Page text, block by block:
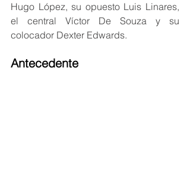
Hugo López, su opuesto Luis Linares,
el central Víctor De Souza y su
colocador Dexter Edwards.
Antecedente